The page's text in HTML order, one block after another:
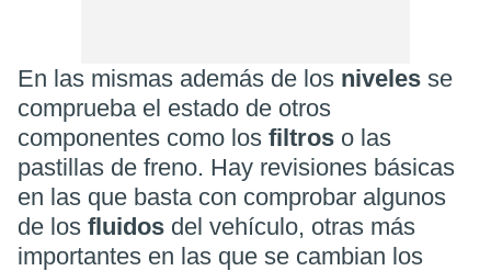
En las mismas además de los niveles se
comprueba el estado de otros
componentes como los filtros o las
pastillas de freno. Hay revisiones básicas
en las que basta con comprobar algunos
de los fluidos del vehículo, otras más
importantes en las que se cambian los